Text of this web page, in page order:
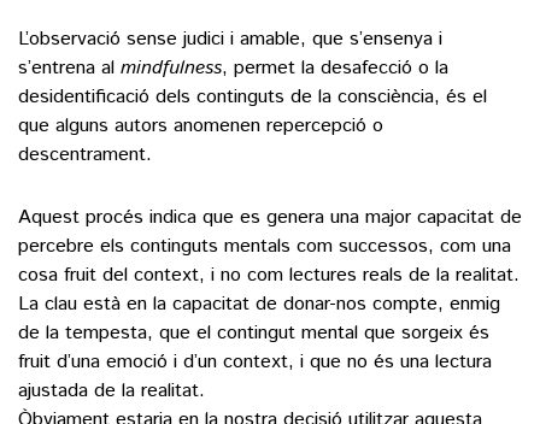
L’observació sense judici i amable, que s’ensenya i
s’entrena al mindfulness, permet la desafecció o la
desidentificació dels continguts de la consciència, és el
que alguns autors anomenen repercepció o
descentrament.
Aquest procés indica que es genera una major capacitat de
percebre els continguts mentals com successos, com una
cosa fruit del context, i no com lectures reals de la realitat.
La clau està en la capacitat de donar-nos compte, enmig
de la tempesta, que el contingut mental que sorgeix és
fruit d’una emoció i d’un context, i que no és una lectura
ajustada de la realitat.